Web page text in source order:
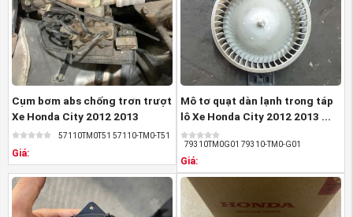
nhất.
(Mặt ca lăng xe Honda CITY 2014-2017 nguồn
Cụm bơm abs chống trơn trượt
Xe Honda City 2012 2013
57110TM0T51 ...57110TM0T51 57110-TM0-T51
Giá:
Mô tơ quạt dàn lạnh trong táp
lô Xe Honda City 2012 2013 ...
79310TM0G01 79310-TM0-G01
Giá: